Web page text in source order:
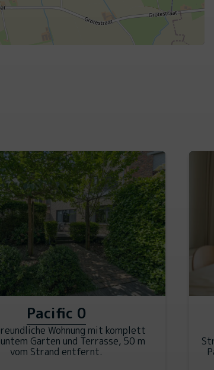
Pacific 0
Wohnung mit komplett
Garten und Terrasse, 50 m
vom Strand entfernt.